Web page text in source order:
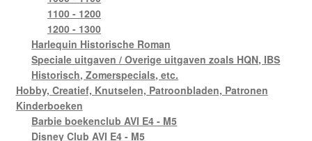
1100 - 1200
1200 - 1300
Harlequin Historische Roman
Speciale uitgaven / Overige uitgaven zoals HQN, IBS
Historisch, Zomerspecials, etc.
Hobby, Creatief, Knutselen, Patroonbladen, Patronen
Kinderboeken
Barbie boekenclub AVI E4 - M5
Disney Club AVI E4 - M5